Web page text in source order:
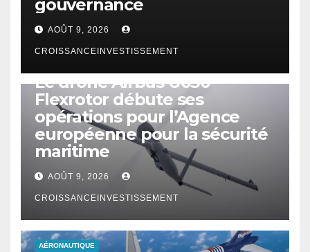
gouvernance
AOÛT 9, 2026
CROISSANCEINVESTISSEMENT
Le drone Airbus U030
Flexrotor débute ses
opérations pour l’Agence
européenne pour la sécurité
maritime
AOÛT 9, 2026
CROISSANCEINVESTISSEMENT
AÉRONAUTIQUE